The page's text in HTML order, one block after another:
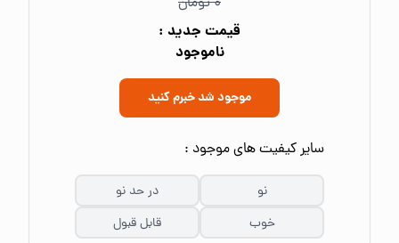
قیمت جدید :
ناموجود
موجود شد خبرم کنید
سایر کیفیت های موجود :
نو
در حد نو
خوب
قابل قبول